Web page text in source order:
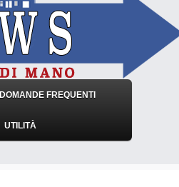
DOMANDE FREQUENTI
UTILITÀ